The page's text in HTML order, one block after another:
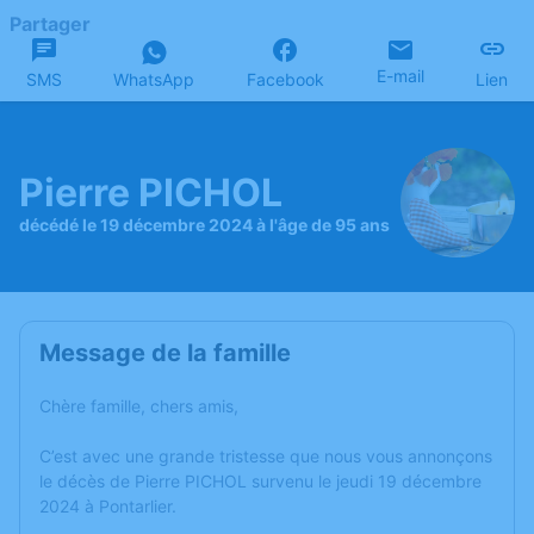
Partager
SMS WhatsApp Facebook E-mail Lien
Pierre PICHOL
décédé le 19 décembre 2024 à l'âge de 95 ans
Message de la famille
Chère famille, chers amis,
C’est avec une grande tristesse que nous vous annonçons
le décès de Pierre PICHOL survenu le jeudi 19 décembre
2024 à Pontarlier.